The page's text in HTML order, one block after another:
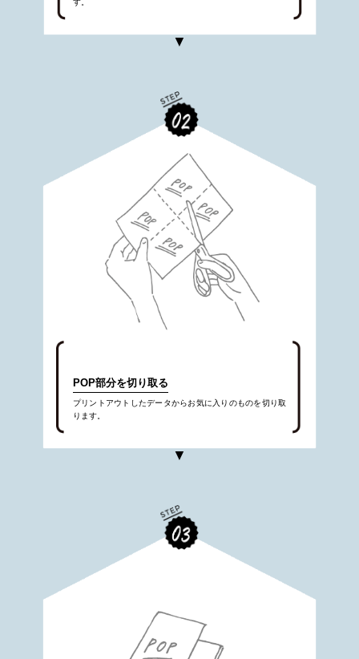
す。
POP部分を切り取る
プリントアウトしたデータからお気に入りのものを切り取
ります。